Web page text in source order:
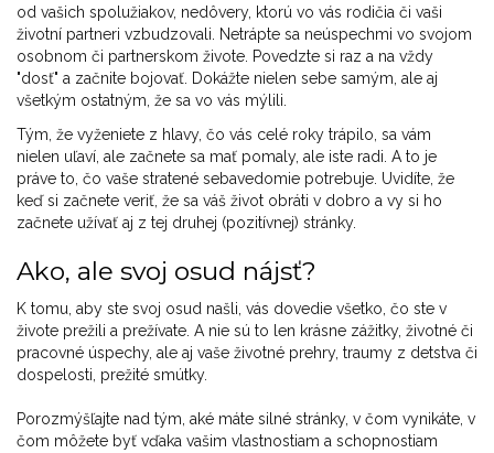
od vašich spolužiakov, nedôvery, ktorú vo vás rodičia či vaši
životní partneri vzbudzovali. Netrápte sa neúspechmi vo svojom
osobnom či partnerskom živote. Povedzte si raz a na vždy
"dosť" a začnite bojovať. Dokážte nielen sebe samým, ale aj
všetkým ostatným, že sa vo vás mýlili.
Tým, že vyženiete z hlavy, čo vás celé roky trápilo, sa vám
nielen uľaví, ale začnete sa mať pomaly, ale iste radi. A to je
práve to, čo vaše stratené sebavedomie potrebuje. Uvidíte, že
keď si začnete veriť, že sa váš život obráti v dobro a vy si ho
začnete užívať aj z tej druhej (pozitívnej) stránky.
Ako, ale svoj osud nájsť?
K tomu, aby ste svoj osud našli, vás dovedie všetko, čo ste v
živote prežili a prežívate. A nie sú to len krásne zážitky, životné či
pracovné úspechy, ale aj vaše životné prehry, traumy z detstva či
dospelosti, prežité smútky.
Porozmýšľajte nad tým, aké máte silné stránky, v čom vynikáte, v
čom môžete byť vďaka vašim vlastnostiam a schopnostiam